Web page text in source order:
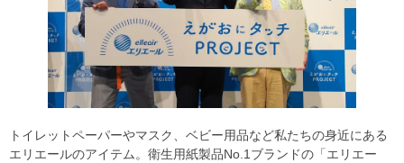
トイレットペーパーやマスク、ベビー用品など私たちの身近にある
エリエールのアイテム。衛生用紙製品No.1ブランドの「エリエー